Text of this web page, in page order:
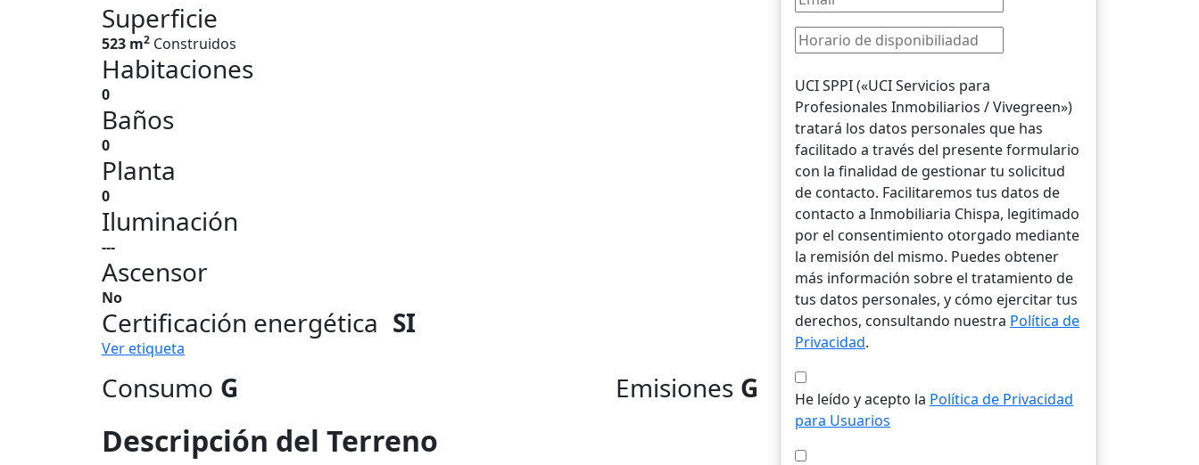
Superficie
523 m2 Construidos
Habitaciones
0
Baños
0
Planta
0
Iluminación
---
Ascensor
No
Certificación energética SI
Ver etiqueta
Consumo G Emisiones G
Descripción del Terreno
UCI SPPI («UCI Servicios para
Profesionales Inmobiliarios / Vivegreen»)
tratará los datos personales que has
facilitado a través del presente formulario
con la finalidad de gestionar tu solicitud
de contacto. Facilitaremos tus datos de
contacto a Inmobiliaria Chispa, legitimado
por el consentimiento otorgado mediante
la remisión del mismo. Puedes obtener
más información sobre el tratamiento de
tus datos personales, y cómo ejercitar tus
derechos, consultando nuestra Política de
Privacidad.
He leído y acepto la Política de Privacidad
para Usuarios